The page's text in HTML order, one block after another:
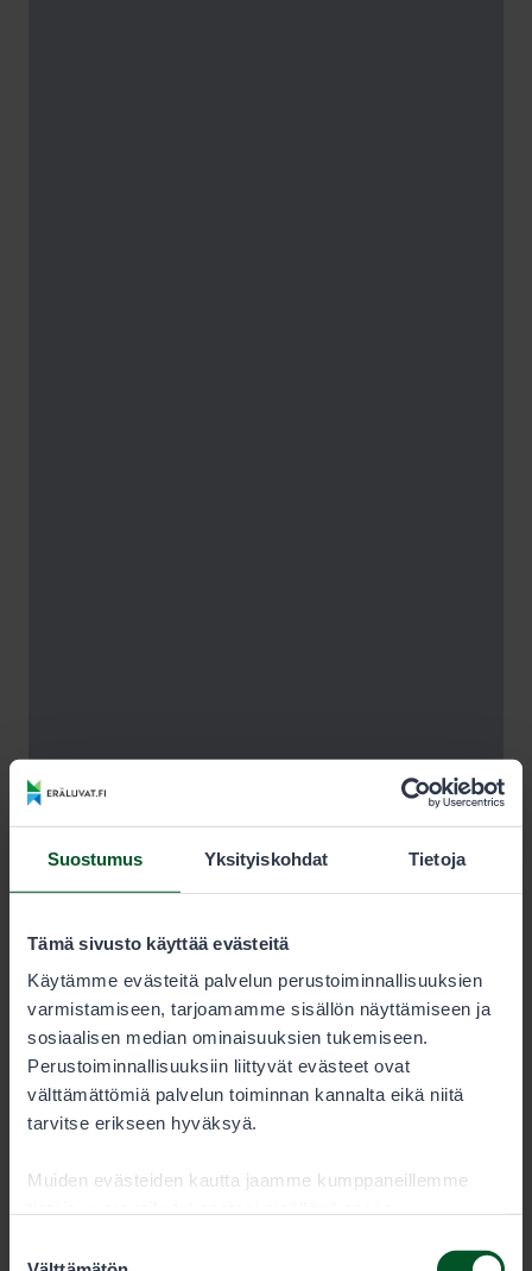
Suostumus Yksityiskohdat Tietoja
Tämä sivusto käyttää evästeitä
Käytämme evästeitä palvelun perustoiminnallisuuksien
varmistamiseen, tarjoamamme sisällön näyttämiseen ja
sosiaalisen median ominaisuuksien tukemiseen.
Perustoiminnallisuuksiin liittyvät evästeet ovat
välttämättömiä palvelun toiminnan kannalta eikä niitä
tarvitse erikseen hyväksyä.
Muiden evästeiden kautta jaamme kumppaneillemme
tietoihin, joita olet antanut heille tai joita on kerätty, kun